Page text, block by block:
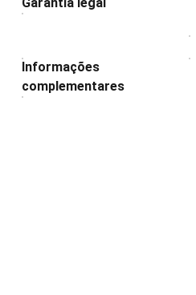
Informações
complementares